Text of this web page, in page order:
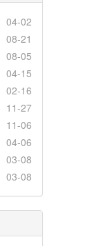
04-02
08-21
08-05
04-15
02-16
11-27
11-06
04-06
03-08
03-08